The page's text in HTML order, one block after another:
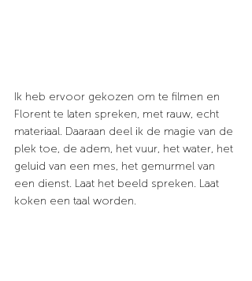
Ik heb ervoor gekozen om te filmen en
Florent te laten spreken, met rauw, echt
materiaal. Daaraan deel ik de magie van de
plek toe, de adem, het vuur, het water, het
geluid van een mes, het gemurmel van
een dienst. Laat het beeld spreken. Laat
koken een taal worden.